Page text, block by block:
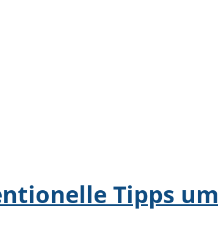
Tipps um